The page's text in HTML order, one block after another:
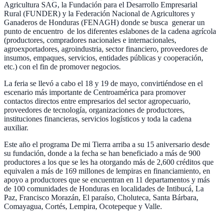
Agricultura SAG, la Fundación para el Desarrollo Empresarial
Rural (FUNDER) y la Federación Nacional de Agricultores y
Ganaderos de Honduras (FENAGH) donde se busca generar un
punto de encuentro de los diferentes eslabones de la cadena agrícola
(productores, compradores nacionales e internacionales,
agroexportadores, agroindustria, sector financiero, proveedores de
insumos, empaques, servicios, entidades públicas y cooperación,
etc.) con el fin de promover negocios.
La feria se llevó a cabo el 18 y 19 de mayo, convirtiéndose en el
escenario más importante de Centroamérica para promover
contactos directos entre empresarios del sector agropecuario,
proveedores de tecnología, organizaciones de productores,
instituciones financieras, servicios logísticos y toda la cadena
auxiliar.
Este año el programa De mi Tierra arriba a su 15 aniversario desde
su fundación, donde a la fecha se han beneficiado a más de 900
productores a los que se les ha otorgando más de 2,600 créditos que
equivalen a más de 169 millones de lempiras en financiamiento, en
apoyo a productores que se encuentran en 11 departamentos y más
de 100 comunidades de Honduras en localidades de Intibucá, La
Paz, Francisco Morazán, El paraíso, Choluteca, Santa Bárbara,
Comayagua, Cortés, Lempira, Ocotepeque y Valle.